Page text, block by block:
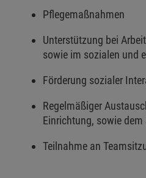
Pflegemaßnahmen
Unterstützung bei
sowie im sozialen und
Förderung sozialer
Regelmäßiger
Einrichtung, sowie
Teilnahme an